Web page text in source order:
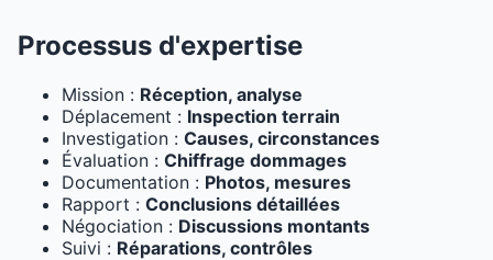
Processus d'expertise
Mission : Réception, analyse
Déplacement : Inspection terrain
Investigation : Causes, circonstances
Évaluation : Chiffrage dommages
Documentation : Photos, mesures
Rapport : Conclusions détaillées
Négociation : Discussions montants
Suivi : Réparations, contrôles